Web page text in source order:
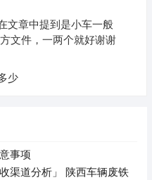
文章中提到是小车一般
文件，一两个就好谢谢
少
事项
渠道分析」 陕西车辆废铁